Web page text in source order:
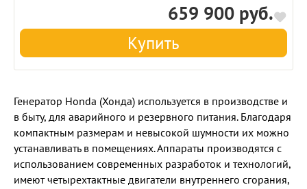
659 900 руб.
Купить
Генератор Honda (Хонда) используется в производстве и
в быту, для аварийного и резервного питания. Благодаря
компактным размерам и невысокой шумности их можно
устанавливать в помещениях. Аппараты производятся с
использованием современных разработок и технологий,
имеют четырехтактные двигатели внутреннего сгорания,